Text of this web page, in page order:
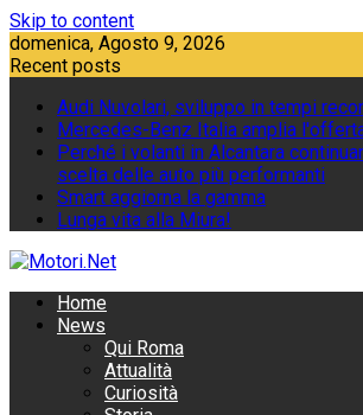
Skip to content
domenica, Agosto 9, 2026
Recent posts
Audi Nuvolari, sviluppo in tempi
Mercedes-Benz Italia amplia
Perché i volanti in Alcantara
scelta delle auto più performanti
Smart aggiorna la gamma
Lunga vita alla Miura!
Home
News
Qui Roma
Attualità
Curiosità